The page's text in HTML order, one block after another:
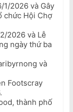
1/2026 và Gây
chức Hội Chợ
2026 và Lễ
ngày thứ ba
và
Footscray
thành phố